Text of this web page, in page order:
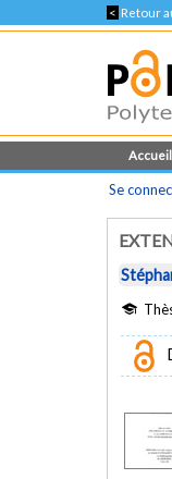
< Retour
Accueil
Se